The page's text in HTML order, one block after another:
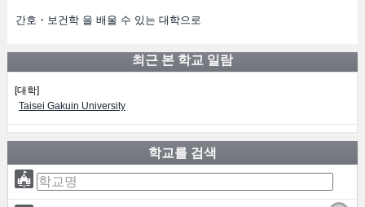
간호・보건학 을 배울 수 있는 대학으로
최근 본 학교 일람
[대학]
Taisei Gakuin University
학교를 검색